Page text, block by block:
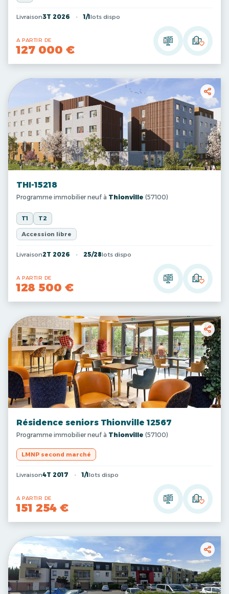
Livraison3T 2026 1/1 lots dispo
A PARTIR DE
127 000 €
THI-15218
Programme immobilier neuf à Thionville (57100)
T1 T2
Accession libre
Livraison2T 2026 25/28lots dispo
A PARTIR DE
128 500 €
Résidence seniors Thionville 12567
Programme immobilier neuf à Thionville (57100)
LMNP second marché
Livraison4T 2017 1/1 lots dispo
A PARTIR DE
151 254 €